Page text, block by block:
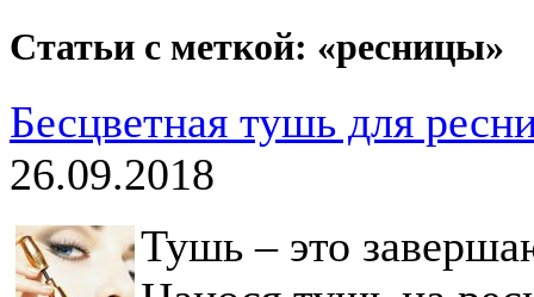
Статьи с меткой: «ресницы»
Бесцветная тушь для
26.09.2018
Тушь – это